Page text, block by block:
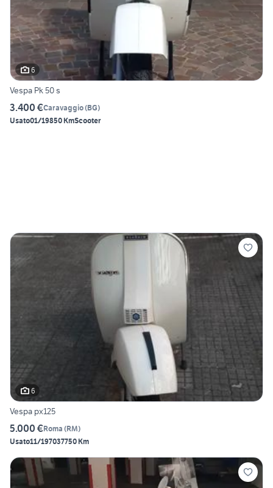
6
Vespa Pk 50 s
3.400 €Caravaggio(BG)
Usato01/19850 KmScooter
6
Vespa px125
5.000 €Roma (RM)
Usato11/197037750 Km